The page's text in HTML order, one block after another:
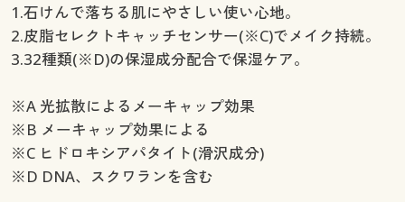
1.石けんで落ちる肌にやさしい使い心地。
2.皮脂セレクトキャッチセンサー(※C)でメイク持続。
3.32種類(※D)の保湿成分配合で保湿ケア。
※A 光拡散によるメーキャップ効果
※B メーキャップ効果による
※C ヒドロキシアパタイト(滑沢成分)
※D DNA、スクワランを含む